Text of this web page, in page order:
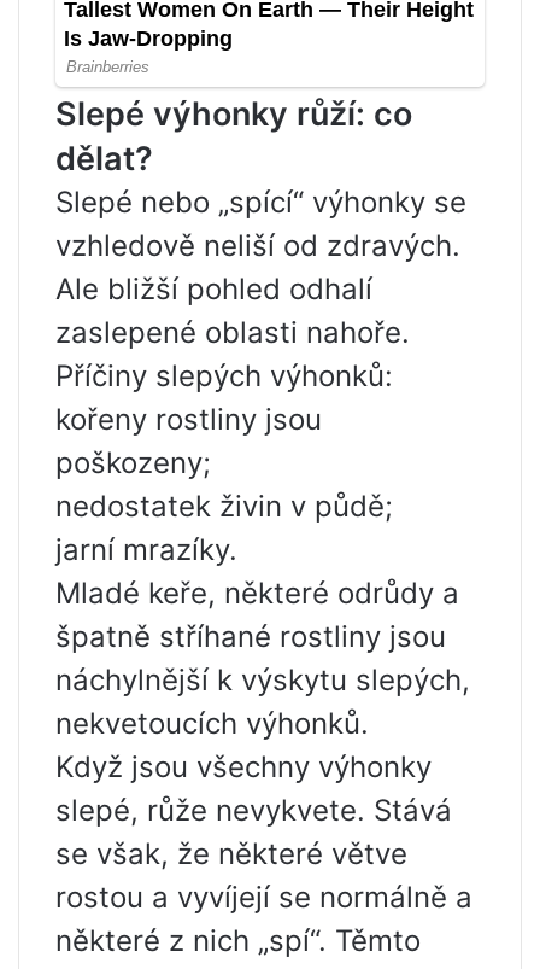
Slepé výhonky růží: co
dělat?
Slepé nebo „spící“ výhonky se
vzhledově neliší od zdravých.
Ale bližší pohled odhalí
zaslepené oblasti nahoře.
Příčiny slepých výhonků:
kořeny rostliny jsou
poškozeny;
nedostatek živin v půdě;
jarní mrazíky.
Mladé keře, některé odrůdy a
špatně stříhané rostliny jsou
náchylnější k výskytu slepých,
nekvetoucích výhonků.
Když jsou všechny výhonky
slepé, růže nevykvete. Stává
se však, že některé větve
rostou a vyvíjejí se normálně a
některé z nich „spí“. Těmto